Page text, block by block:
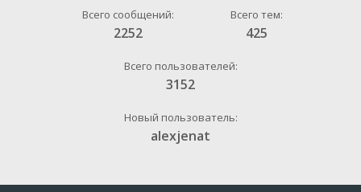
Всего сообщений:
2252
Всего тем:
425
Всего пользователей:
3152
Новый пользователь:
alexjenat